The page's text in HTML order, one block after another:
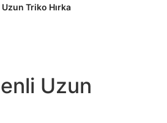
Triko Hırka
Uzun